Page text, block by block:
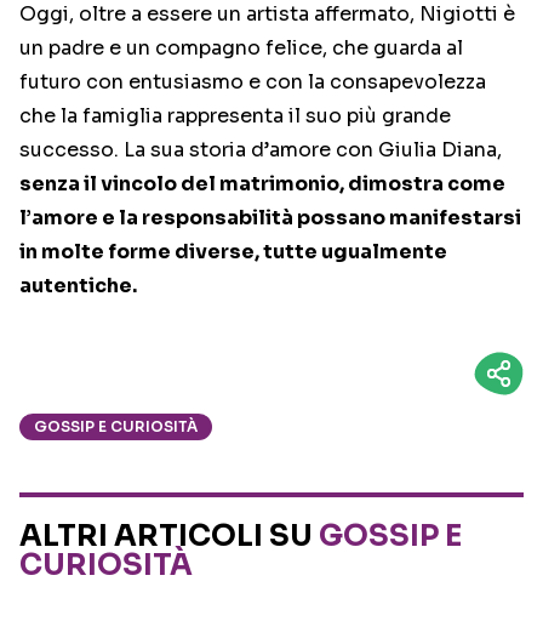
Oggi, oltre a essere un artista affermato, Nigiotti è
un padre e un compagno felice, che guarda al
futuro con entusiasmo e con la consapevolezza
che la famiglia rappresenta il suo più grande
successo. La sua storia d’amore con Giulia Diana,
senza il vincolo del matrimonio, dimostra come
l’amore e la responsabilità possano manifestarsi
in molte forme diverse, tutte ugualmente
autentiche.
GOSSIP E CURIOSITÀ
ALTRI ARTICOLI SU GOSSIP E
CURIOSITÀ